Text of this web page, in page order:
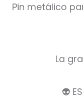
Pin metálico
La
👽